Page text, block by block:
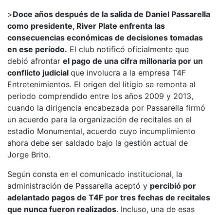
>Doce años después de la salida de Daniel Passarella
como presidente, River Plate enfrenta las
consecuencias económicas de decisiones tomadas
en ese período. El club notificó oficialmente que
debió afrontar el pago de una cifra millonaria por un
conflicto judicial que involucra a la empresa T4F
Entretenimientos. El origen del litigio se remonta al
periodo comprendido entre los años 2009 y 2013,
cuando la dirigencia encabezada por Passarella firmó
un acuerdo para la organización de recitales en el
estadio Monumental, acuerdo cuyo incumplimiento
ahora debe ser saldado bajo la gestión actual de
Jorge Brito.
Según consta en el comunicado institucional, la
administración de Passarella aceptó y percibió por
adelantado pagos de T4F por tres fechas de recitales
que nunca fueron realizados. Incluso, una de esas